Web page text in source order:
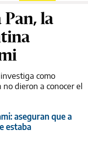
la
como
dieron a conocer el
aseguran que a
estaba